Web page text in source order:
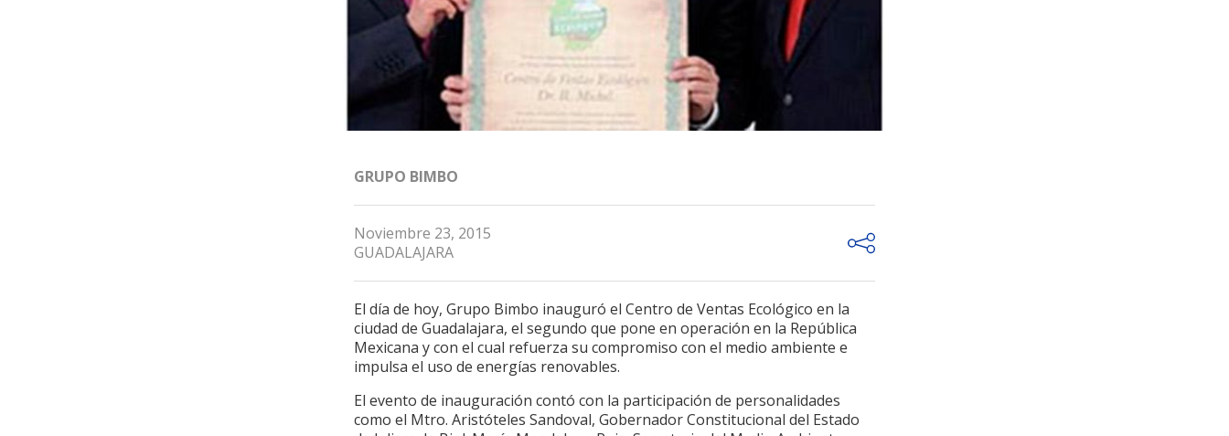
GRUPO BIMBO
Noviembre 23, 2015
GUADALAJARA
El día de hoy, Grupo Bimbo inauguró el Centro de Ventas Ecológico en la
ciudad de Guadalajara, el segundo que pone en operación en la República
Mexicana y con el cual refuerza su compromiso con el medio ambiente e
impulsa el uso de energías renovables.
El evento de inauguración contó con la participación de personalidades
como el Mtro. Aristóteles Sandoval, Gobernador Constitucional del Estado